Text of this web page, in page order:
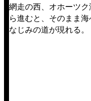
網走の西、オホーツ
ら進むと、そのまま
なじみの道が現れる。